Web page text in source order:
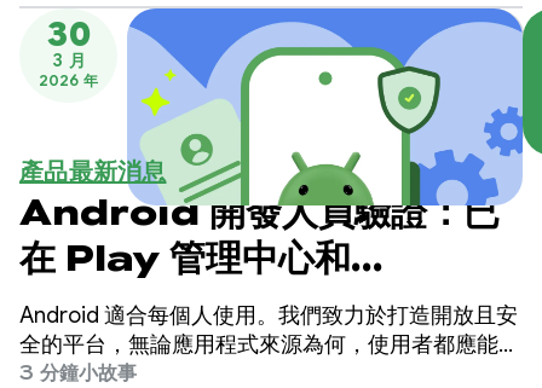
30
3 月
2026 年
產品最新消息
Android 開發人員驗證：已
在 Play 管理中心和
Android 開發人員控制台全
面推出
Android 適合每個人使用。我們致力於打造開放且安
全的平台，無論應用程式來源為何，使用者都應能安
心安裝。
3 分鐘小故事